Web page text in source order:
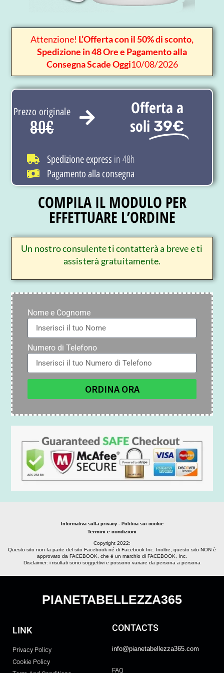
Attenzione! L’Offerta con il 50% di sconto,
Spedizione in 48 Ore e Pagamento alla
Consegna Scade Oggi10/08/2026
Prezzo originale
80€
Offerta a
soli 39€
Spedizione express in 48h
Pagamento alla consegna
COMPILA IL MODULO PER
EFFETTUARE L’ORDINE
Un nostro consulente ti contatterà a breve e ti
assisterà gratuitamente.
Nome e Cognome
Numero di Telefono
ORDINA ORA
Informativa sulla privacy - Politica sui cookie
Termini e condizioni
Copyright 2022:
Questo sito non fa parte del sito Facebook né di Facebook Inc. Inoltre, questo sito NON è
approvato da FACEBOOK, che è un marchio di FACEBOOK, Inc.
Disclaimer: i risultati sono soggettivi e possono variare da persona a persona
PIANETABELLEZZA365
LINK
Privacy Policy
Cookie Policy
CONTACTS
info@pianetabellezza365.com
FAQ